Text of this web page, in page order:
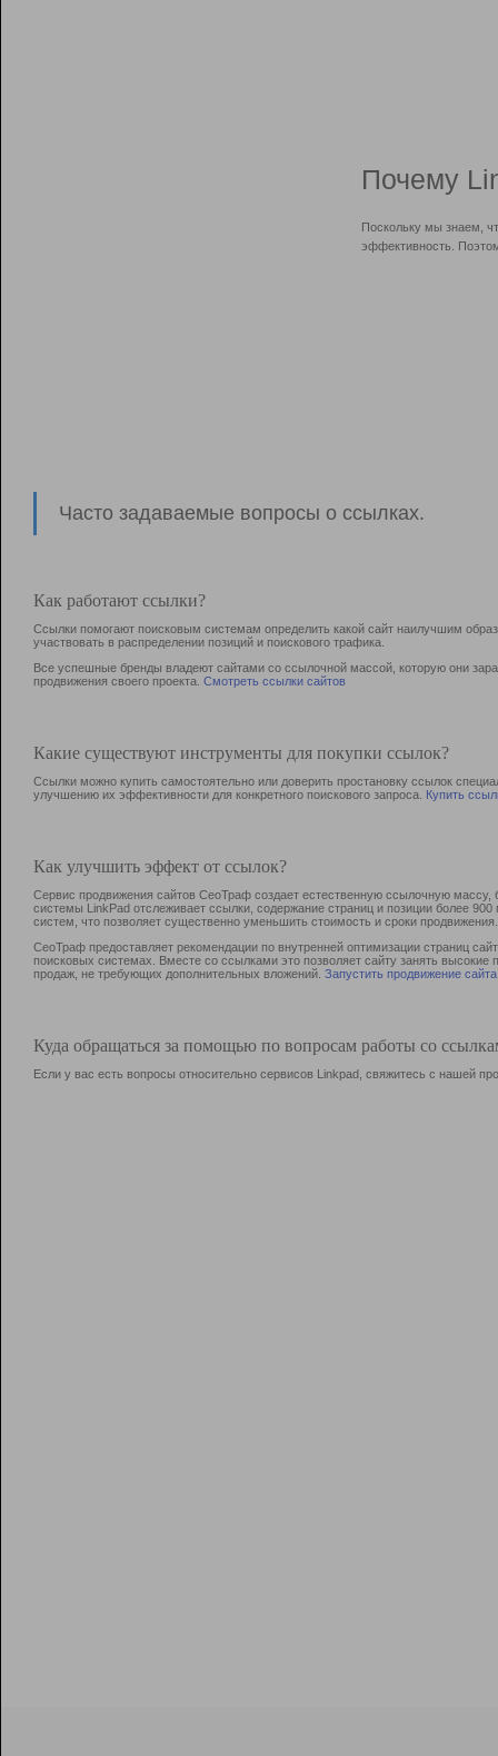
Почему
Поскольку мы знаем,
эффективность.
Часто задаваемые вопросы о ссылках.
Как работают ссылки?
Ссылки помогают поисковым системам определить какой сайт наилучшим
участвовать в раcпределении позиций и поискового трафика.
Все успешные бренды владеют сайтами со ссылочной массой, которую они
продвижения своего проекта. Смотреть ссылки сайтов
Какие существуют инструменты для покупки ссылок?
Ссылки можно купить самостоятельно или доверить простановку ссылок
улучшению их эффективности для конкретного поискового запроса. Купить
Как улучшить эффект от ссылок?
Сервис продвижения сайтов СеоТраф создает естественную ссылочную
системы LinkPad отслеживает ссылки, содержание страниц и позиции более
систем, что позволяет существенно уменьшить стоимость и сроки продвижения.
СеоТраф предоставляет рекомендации по внутренней оптимизации страниц
поисковых системах. Вместе со ссылками это позволяет сайту занять
продаж, не требующих дополнительных вложений. Запустить продвижение сайта
Куда обращаться за помощью по вопросам работы со
Если у вас есть вопросы относительно сервисов Linkpad, свяжитесь с нашей